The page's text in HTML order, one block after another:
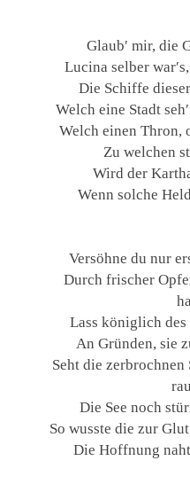
Glaub′ mir, die
Lucina selber
Die Schiffe
Welch eine Stadt
Welch einen Thron,
Zu welchen
Wird der
Wenn solche
Versöhne du nur
Durch frischer
Lass königlich
An Gründen, sie
Seht die
Die See noch
So wusste die zur
Die Hoffnung